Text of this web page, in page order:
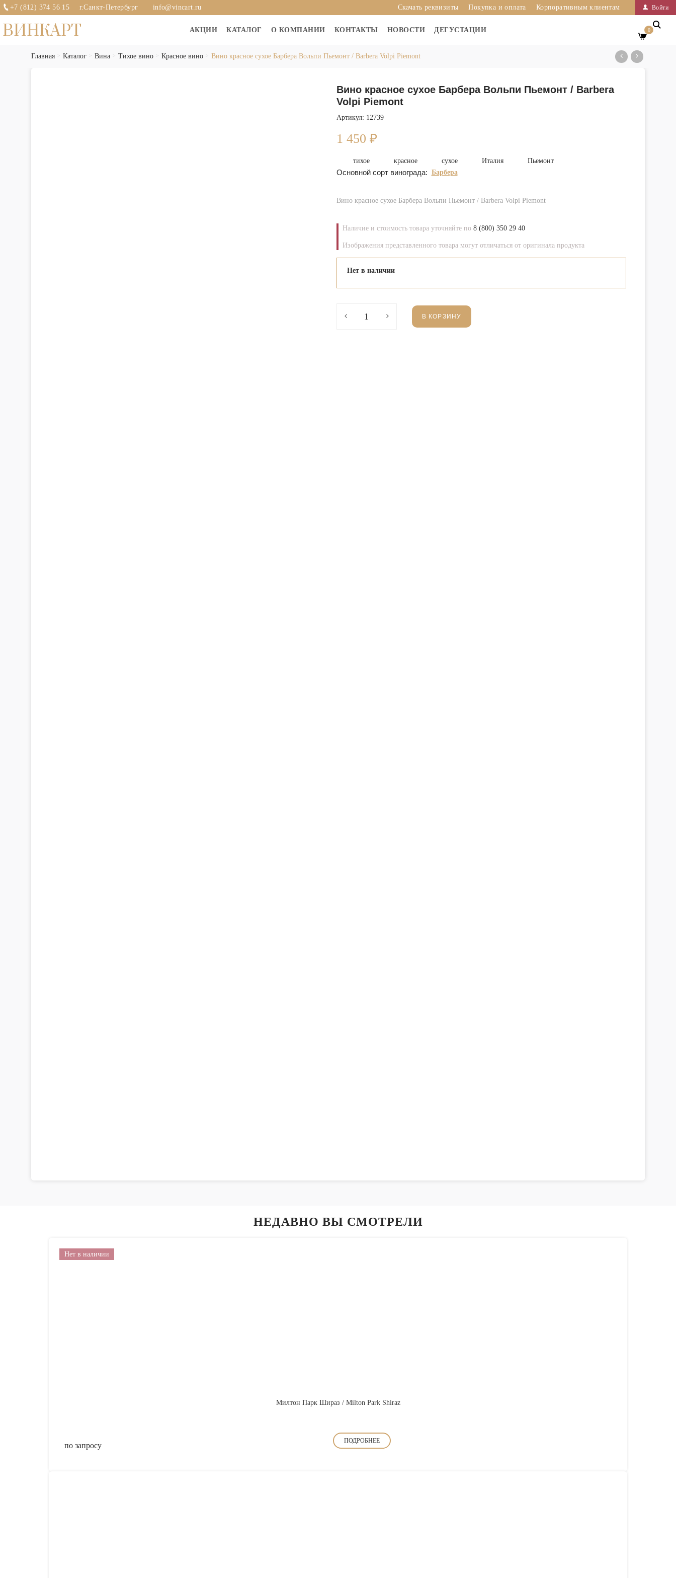
+7 (812) 374 56 15 г.Санкт-Петербург info@vincart.ru Войти
Скачать реквизиты Покупка и оплата Корпоративным клиентам
ВИНКАРТ АКЦИИ КАТАЛОГ О КОМПАНИИ КОНТАКТЫ НОВОСТИ ДЕГУСТАЦИИ 0
Главная Каталог Вина Тихое вино Красное вино Вино красное сухое Барбера Вольпи Пьемонт / Barbera Volpi Piemont
Вино красное сухое Барбера Вольпи Пьемонт / Barbera
Volpi Piemont
Артикул: 12739
1 450 ₽
тихое красное сухое Италия Пьемонт
Основной сорт винограда: Барбера
Вино красное сухое Барбера Вольпи Пьемонт / Barbera Volpi Piemont
Наличие и стоимость товара уточняйте по 8 (800) 350 29 40
Изображения представленного товара могут отличаться от оригинала продукта
Нет в наличии
В КОРЗИНУ
НЕДАВНО ВЫ СМОТРЕЛИ
Нет в наличии
Милтон Парк Шираз / Milton Park Shiraz
по запросу
ПОДРОБНЕЕ